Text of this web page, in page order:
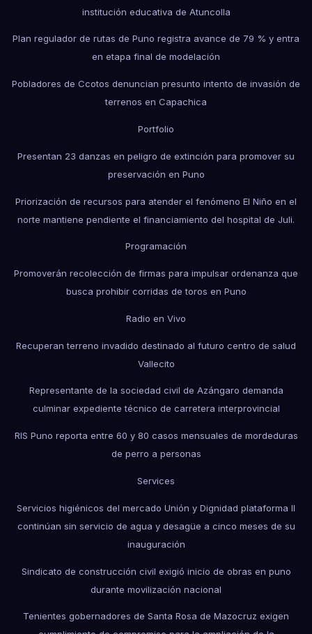
institución educativa de Atuncolla
Plan regulador de rutas de Puno registra avance de 79 % y entra
en etapa final de modelación
Pobladores de Ccotos denuncian presunto intento de invasión de
terrenos en Capachica
Portfolio
Presentan 23 danzas en peligro de extinción para promover su
preservación en Puno
Priorización de recursos para atender el fenómeno El Niño en el
norte mantiene pendiente el financiamiento del hospital de Juli.
Programación
Promoverán recolección de firmas para impulsar ordenanza que
busca prohibir corridas de toros en Puno
Radio en Vivo
Recuperan terreno invadido destinado al futuro centro de salud
Vallecito
Representante de la sociedad civil de Azángaro demanda
culminar expediente técnico de carretera interprovincial
RIS Puno reporta entre 60 y 80 casos mensuales de mordeduras
de perro a personas
Services
Servicios higiénicos del mercado Unión y Dignidad plataforma II
continúan sin servicio de agua y desagüe a cinco meses de su
inauguración
Sindicato de construcción civil exigió inicio de obras en puno
durante movilización nacional
Tenientes gobernadores de Santa Rosa de Mazocruz exigen